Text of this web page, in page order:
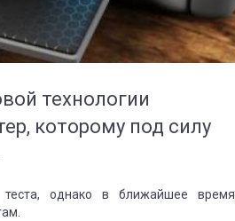
технологии
которому под силу
однако в ближайшее время